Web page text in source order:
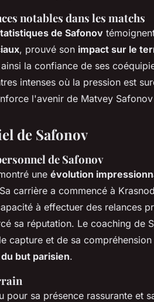
notables dans les matchs
de Safonov
, prouvé son impact sur le
la confiance de ses
intenses où la pression est
l'avenir de Matvey
de Safonov
de Safonov
une évolution
carrière a commencé à
à effectuer des relances
sa réputation. Le coaching de
capture et de sa
but parisien.
pour sa présence rassurante et